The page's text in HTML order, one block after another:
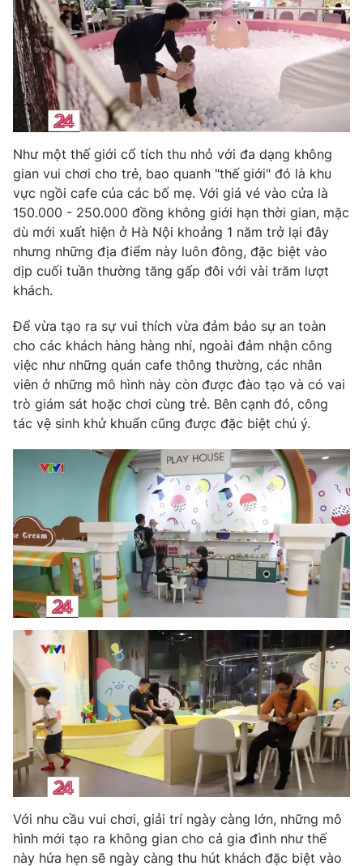
VTV4 Vươn mình bằng AI
VTV9 VTV8
Liên hệ tòa soạn English
THỜI BÁO VTV
Theo dõi báo trên
Cơ quan chủ quản:Đài Truyền hình Việt Nam
Cơ quan báo chí: Thời báo VTV
Giấy phép hoạt động báo in và báo điện tử số 483/GP-BTTTT
cấp ngày 29/12/2023
Tổng Biên tập:Vũ Thanh Thủy
Phó Tổng Biên tập:Nguyễn Thị Mỹ Hạnh, Phạm Quốc Thắng,
Nguyễn Trọng Ninh
024.38 355 931 - 024.38 355 932
Ðiện thoại Thời báo VTV: 024.66 897 897
Email:toasoan@vtv.vn
Liên hệ quảng cáo:024-7300.7108
® Cấm sao chép dưới mọi hình thức nếu không có sự chấp
thuận bằng văn bản. Ghi rõ nguồn VTV.vn khi phát hành lại
thông tin từ website này.
Như một thế giới cổ tích thu nhỏ với đa dạng không
gian vui chơi cho trẻ, bao quanh "thế giới" đó là khu
vực ngồi cafe của các bố mẹ. Với giá vé vào cửa là
150.000 - 250.000 đồng không giới hạn thời gian, mặc
dù mới xuất hiện ở Hà Nội khoảng 1 năm trở lại đây
nhưng những địa điểm này luôn đông, đặc biệt vào
dịp cuối tuần thường tăng gấp đôi với vài trăm lượt
khách.
Để vừa tạo ra sự vui thích vừa đảm bảo sự an toàn
cho các khách hàng hàng nhí, ngoài đảm nhận công
việc như những quán cafe thông thường, các nhân
viên ở những mô hình này còn được đào tạo và có vai
trò giám sát hoặc chơi cùng trẻ. Bên cạnh đó, công
tác vệ sinh khử khuẩn cũng được đặc biệt chú ý.
Với nhu cầu vui chơi, giải trí ngày càng lớn, những mô
hình mới tạo ra không gian cho cả gia đình như thế
này hứa hẹn sẽ ngày càng thu hút khách đặc biệt vào